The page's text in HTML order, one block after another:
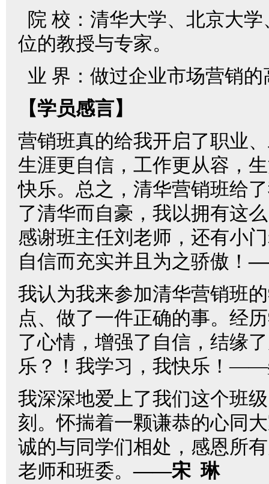
院 校：清华大学、北京大
位的教授与专家。
业 界：做过企业市场营销
【学员感言】
营销班真的给我开启了职业
生涯更自信，工作更从容，
快乐。总之，清华营销班给
了清华而自豪，我以拥有这
感谢班主任刘老师，还有小
自信而充实并且为之骄傲！
我认为我来参加清华营销班
点、做了一件正确的事。经
了心情，增强了自信，结缘
乐？！我学习，我快乐！——
我深深地爱上了我们这个班
刻。怀揣着一颗谦恭的心同
诚的与同学们相处，感恩所
老师和班委。——宋 琳